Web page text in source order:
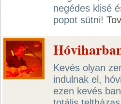
negédes klisé
popot sütni!
Kevés olyan
indulnak el,
ezen kevés